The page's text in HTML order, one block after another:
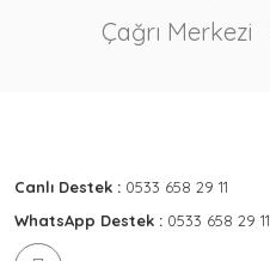
Çağrı Merkezi
Canlı Destek : 0533 658 29 11
WhatsApp Destek : 0533 658 29 11